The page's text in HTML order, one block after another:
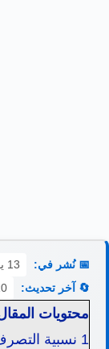
📅 نُشر في:
13 يوليو، 2023
🔄 آخر تحديث:
20
محتويات
1 نسبية